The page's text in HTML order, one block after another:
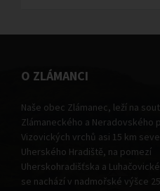
O ZLÁMANCI
Naše obec Zlámanec, leží na
Zlámaneckého a Neradovského
Vizovických vrchů asi 15 km
Uherského Hradiště, na pomezí
Uherskohradišťska a
se nachází v nadmořské výšce